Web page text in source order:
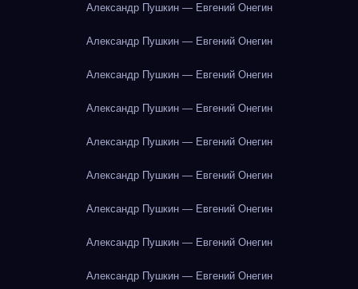
Александр Пушкин — Евгений Онегин
Александр Пушкин — Евгений Онегин
Александр Пушкин — Евгений Онегин
Александр Пушкин — Евгений Онегин
Александр Пушкин — Евгений Онегин
Александр Пушкин — Евгений Онегин
Александр Пушкин — Евгений Онегин
Александр Пушкин — Евгений Онегин
Александр Пушкин — Евгений Онегин